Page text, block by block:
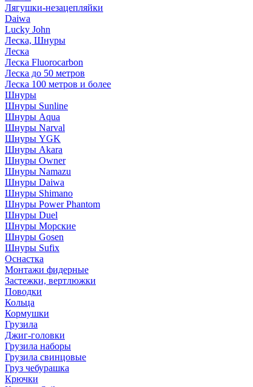
Лягушки-незацепляйки
Daiwa
Lucky John
Леска, Шнуры
Леска
Леска Fluorocarbon
Леска до 50 метров
Леска 100 метров и более
Шнуры
Шнуры Sunline
Шнуры Aqua
Шнуры Narval
Шнуры YGK
Шнуры Akara
Шнуры Owner
Шнуры Namazu
Шнуры Daiwa
Шнуры Shimano
Шнуры Power Phantom
Шнуры Duel
Шнуры Морские
Шнуры Gosen
Шнуры Sufix
Оснастка
Монтажи фидерные
Застежки, вертлюжки
Поводки
Кольца
Кормушки
Грузила
Джиг-головки
Грузила наборы
Грузила свинцовые
Груз чебурашка
Крючки